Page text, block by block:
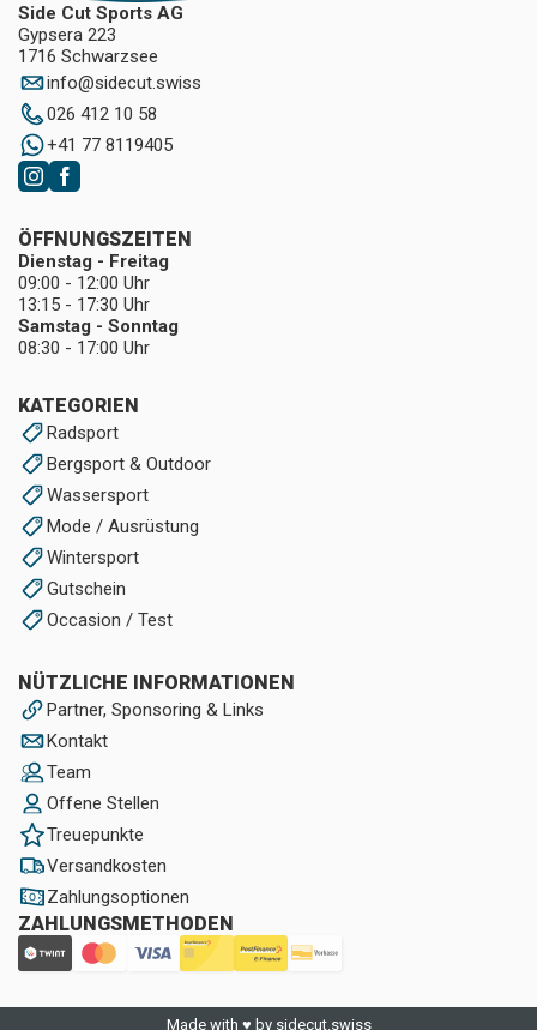
Side Cut Sports AG
Gypsera 223
1716 Schwarzsee
info@sidecut.swiss
026 412 10 58
+41 77 8119405
KATEGORIEN
Radsport
Bergsport & Outdoor
Wassersport
Mode / Ausrüstung
Wintersport
Gutschein
Occasion / Test
NÜTZLICHE INFORMATIONEN
Partner, Sponsoring & Links
Kontakt
Team
Offene Stellen
Treuepunkte
Versandkosten
Zahlungsoptionen
ZAHLUNGSMETHODEN
ÖFFNUNGSZEITEN
Dienstag - Freitag
09:00 - 12:00 Uhr
13:15 - 17:30 Uhr
Samstag - Sonntag
08:30 - 17:00 Uhr
Made with ♥ by sidecut.swiss